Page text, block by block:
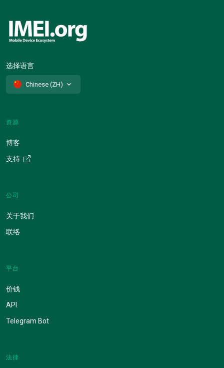
选择语言
Chinese (ZH)
资源
博客
支持
公司
关于我们
联络
平台
价钱
API
Telegram Bot
法律